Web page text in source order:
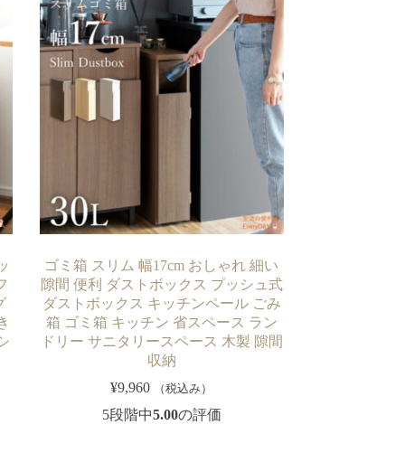
ゴミ箱 スリム 幅17cm おしゃれ 細い
隙間 便利 ダストボックス プッシュ式
ダストボックス キッチンペール ごみ
箱 ゴミ箱 キッチン 省スペース ラン
ドリー サニタリースペース 木製 隙間
収納
¥9,960 （税込み）
5段階中5.00の評価